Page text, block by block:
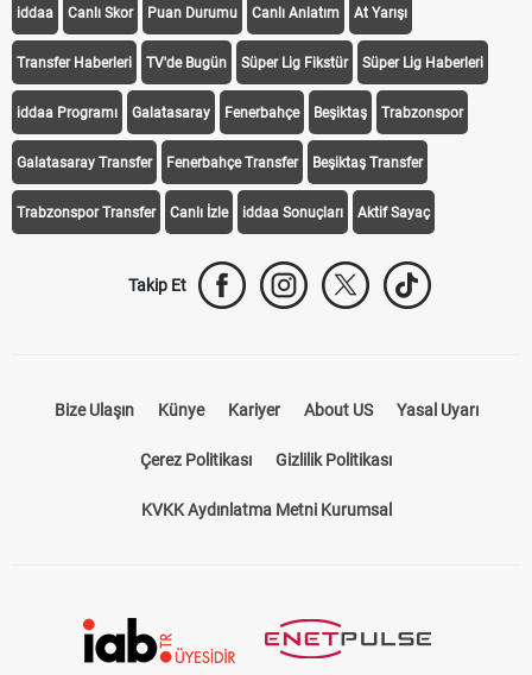
iddaa Canlı Skor Puan Durumu Canlı Anlatım At Yarışı
Transfer Haberleri TV'de Bugün Süper Lig Fikstür Süper Lig Haberleri
iddaa Programı Galatasaray Fenerbahçe Beşiktaş Trabzonspor
Galatasaray Transfer Fenerbahçe Transfer Beşiktaş Transfer
Trabzonspor Transfer Canlı İzle iddaa Sonuçları Aktif Sayaç
Takip Et
Bize Ulaşın Künye Kariyer About US Yasal Uyarı
Çerez Politikası Gizlilik Politikası
KVKK Aydınlatma Metni Kurumsal